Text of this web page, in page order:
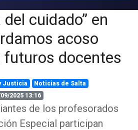
cuidado” en
acoso
futuros docentes
Justicia
Noticias de Salta
2025 13:16
de los profesorados
Especial participan